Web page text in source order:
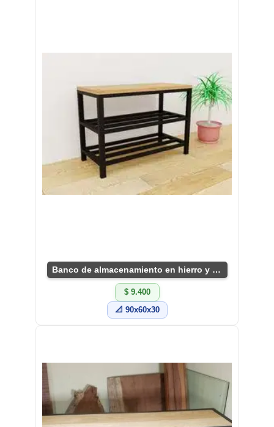
Banco de almacenamiento en hierro y madera
$ 9.400
📐 90x60x30